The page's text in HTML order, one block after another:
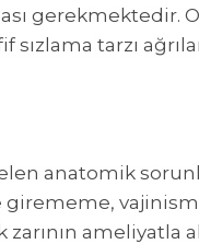
gerekmektedir.
tarzı
anatomik
girememe,
ameliyatla